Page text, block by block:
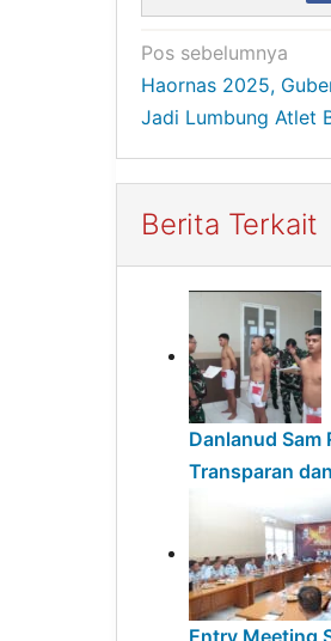
Navigasi
pos
Pos sebelumnya
Haornas 2025,
Jadi Lumbung Atlet
Berita Terkait
Danlanud Sam
Transparan